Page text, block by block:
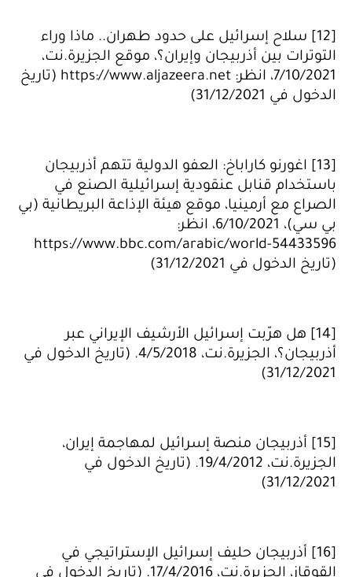
[12] سلاح إسرائيل على حدود طهران.. ماذا وراء
التوترات بين أذربيجان وإيران؟، موقع الجزيرة.نت،
7/10/2021، انظر: https://www.aljazeera.net (تاريخ
الدخول في 31/12/2021)
[13] اغورنو كاراباخ: العفو الدولية تتهم أذربيجان
باستخدام قنابل عنقودية إسرائيلية الصنع في
الصراع مع أرمينيا، موقع هيئة الإذاعة البريطانية (بي
بي سي)، 6/10/2021، انظر:
https://www.bbc.com/arabic/world-54433596
(تاريخ الدخول في 31/12/2021)
[14] هل هرّبت إسرائيل الأرشيف الإيراني عبر
أذربيجان؟، الجزيرة.نت، 4/5/2018. (تاريخ الدخول في
31/12/2021)
[15] أذربيجان منصة إسرائيل لمهاجمة إيران،
الجزيرة.نت، 19/4/2012. (تاريخ الدخول في
31/12/2021)
[16] أذربيجان حليف إسرائيل الإستراتيجي في